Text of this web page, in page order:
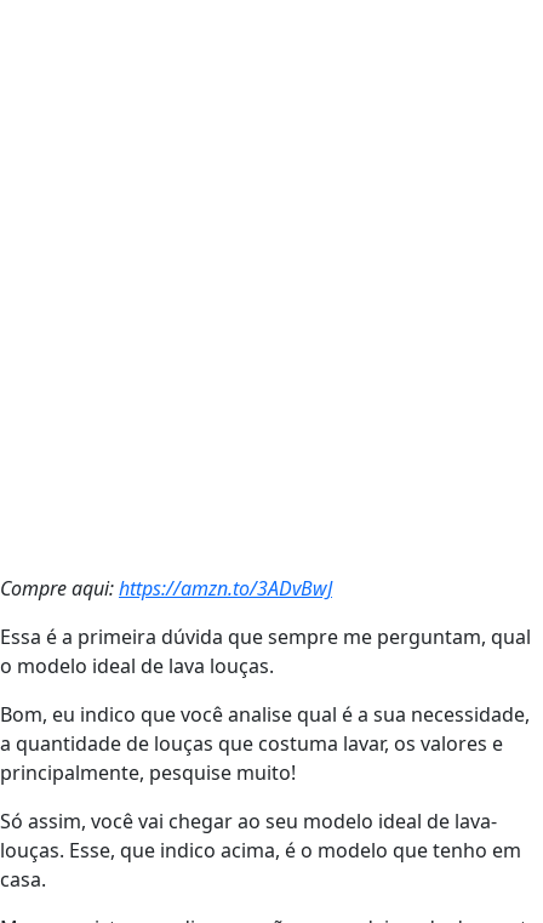
Compre aqui:https://amzn.to/3ADvBwJ
Essa é a primeira dúvida que sempre me perguntam, qual
o modelo ideal de lava louças.
Bom, eu indico que você analise qual é a sua necessidade,
a quantidade de louças que costuma lavar, os valores e
principalmente, pesquise muito!
Só assim, você vai chegar ao seu modelo ideal de lava-
louças. Esse, que indico acima, é o modelo que tenho em
casa.